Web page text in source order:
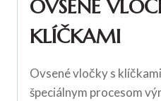
OVSENÉ
KLÍČKAMI
Ovsené vločky s
špeciálnym procesom